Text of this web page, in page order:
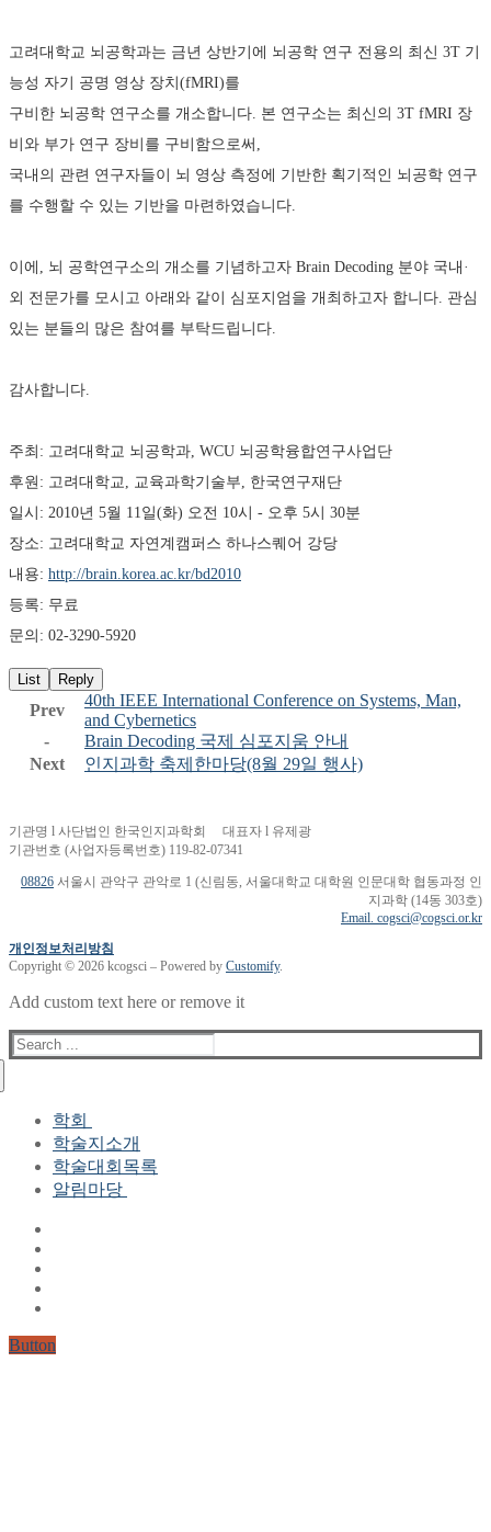
고려대학교 뇌공학과는 금년 상반기에 뇌공학 연구 전용의 최신 3T 기
능성 자기 공명 영상 장치(fMRI)를
구비한 뇌공학 연구소를 개소합니다. 본 연구소는 최신의 3T fMRI 장
비와 부가 연구 장비를 구비함으로써,
국내의 관련 연구자들이 뇌 영상 측정에 기반한 획기적인 뇌공학 연구
를 수행할 수 있는 기반을 마련하였습니다.
이에, 뇌 공학연구소의 개소를 기념하고자 Brain Decoding 분야 국내·
외 전문가를 모시고 아래와 같이 심포지엄을 개최하고자 합니다. 관심
있는 분들의 많은 참여를 부탁드립니다.
감사합니다.
주최: 고려대학교 뇌공학과, WCU 뇌공학융합연구사업단
후원: 고려대학교, 교육과학기술부, 한국연구재단
일시: 2010년 5월 11일(화) 오전 10시 - 오후 5시 30분
장소: 고려대학교 자연계캠퍼스 하나스퀘어 강당
내용: http://brain.korea.ac.kr/bd2010
등록: 무료
문의: 02-3290-5920
List Reply
Prev
40th IEEE International Conference on Systems, Man,
and Cybernetics
-
Brain Decoding 국제 심포지움 안내
Next
인지과학 축제한마당(8월 29일 행사)
기관명 l 사단법인 한국인지과학회 대표자 l 유제광
기관번호 (사업자등록번호) 119-82-07341
08826 서울시 관악구 관악로 1 (신림동, 서울대학교 대학원 인문대학 협동과정 인
지과학 (14동 303호)
Email. cogsci@cogsci.or.kr
개인정보처리방침
Copyright © 2026 kcogsci – Powered by Customify.
Add custom text here or remove it
Search
for:
학회
학회장 인사말
현 임원진
역대 임원진
학술지소개
학술대회목록
알림마당
Button